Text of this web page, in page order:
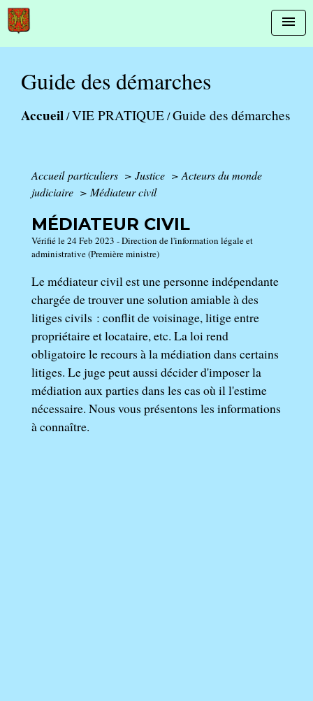
menu
Guide des démarches
Accueil/VIE PRATIQUE/Guide des démarches
Accueil particuliers > Justice > Acteurs du monde
judiciaire > Médiateur civil
MÉDIATEUR CIVIL
Vérifié le 24 Feb 2023 - Direction de l'information légale et
administrative (Première ministre)
Le médiateur civil est une personne indépendante
chargée de trouver une solution amiable à des
litiges civils : conflit de voisinage, litige entre
propriétaire et locataire, etc. La loi rend
obligatoire le recours à la médiation dans certains
litiges. Le juge peut aussi décider d'imposer la
médiation aux parties dans les cas où il l'estime
nécessaire. Nous vous présentons les informations
à connaître.